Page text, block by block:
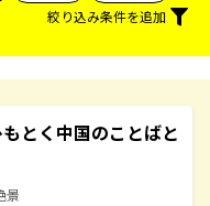
絞り込み条件を追加
とく中国のことばと
景